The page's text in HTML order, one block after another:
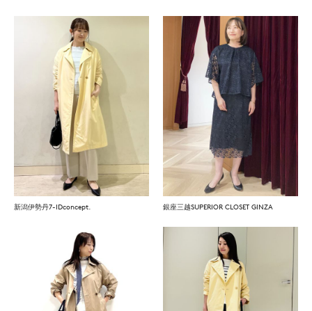
新潟伊勢丹7-IDconcept. 銀座三越SUPERIOR CLOSET GINZA